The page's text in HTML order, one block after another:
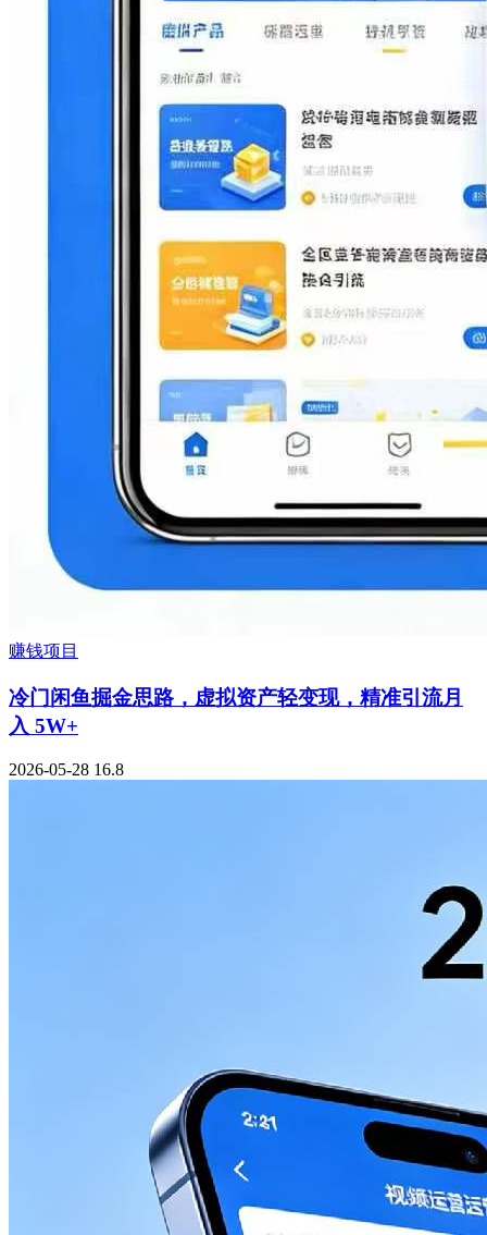
赚钱项目
冷门闲鱼掘金思路，虚拟资产轻变现，精准引流月
入 5W+
2026-05-28 16.8